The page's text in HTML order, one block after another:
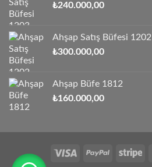
₺240.000,00
Ahşap Satış Büfesi 1202
₺300.000,00
Ahşap Büfe 1812
₺160.000,00